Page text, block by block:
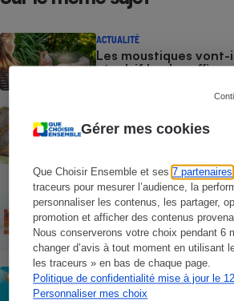
Gérer mes cookies
Que Choisir Ensemble et ses7 partenaires
traceurs pour mesurer l’audience, la
personnaliser les contenus, les partager,
promotion et afficher des contenus
Nous conserverons votre choix pendant 6
changer d’avis à tout moment en utilisant
les traceurs » en bas de chaque page.
Politique de confidentialité mise à jour le
Personnaliser mes choix
ACTUALITÉ
Les moustiques vont-
répulsif le plus
Test des crèmes
consommateurs
ACTUALITÉ
Crèmes solaires - Le
plateformes chinoises
CONSEILS
Crèmes solaires - Les